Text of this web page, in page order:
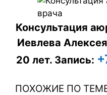
Консультация
Иевлева
20 лет. Запись:
ПОХОЖИЕ ПО